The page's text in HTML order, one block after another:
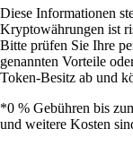
Diese Informationen
Kryptowährungen ist
Bitte prüfen Sie Ihre
genannten Vorteile
Token-Besitz ab und
*0 % Gebühren bis
und weitere Kosten